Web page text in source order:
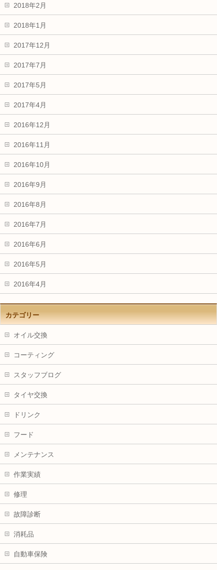
2018年2月
2018年1月
2017年12月
2017年7月
2017年5月
2017年4月
2016年12月
2016年11月
2016年10月
2016年9月
2016年8月
2016年7月
2016年6月
2016年5月
2016年4月
カテゴリー
オイル交換
コーティング
スタッフブログ
タイヤ交換
ドリンク
フード
メンテナンス
作業実績
修理
故障診断
消耗品
自動車保険